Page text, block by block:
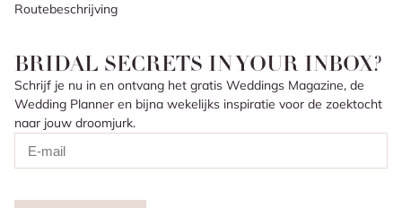
Routebeschrijving
BRIDAL SECRETS IN YOUR INBOX?
Schrijf je nu in en ontvang het gratis Weddings Magazine, de
Wedding Planner en bijna wekelijks inspiratie voor de zoektocht
naar jouw droomjurk.